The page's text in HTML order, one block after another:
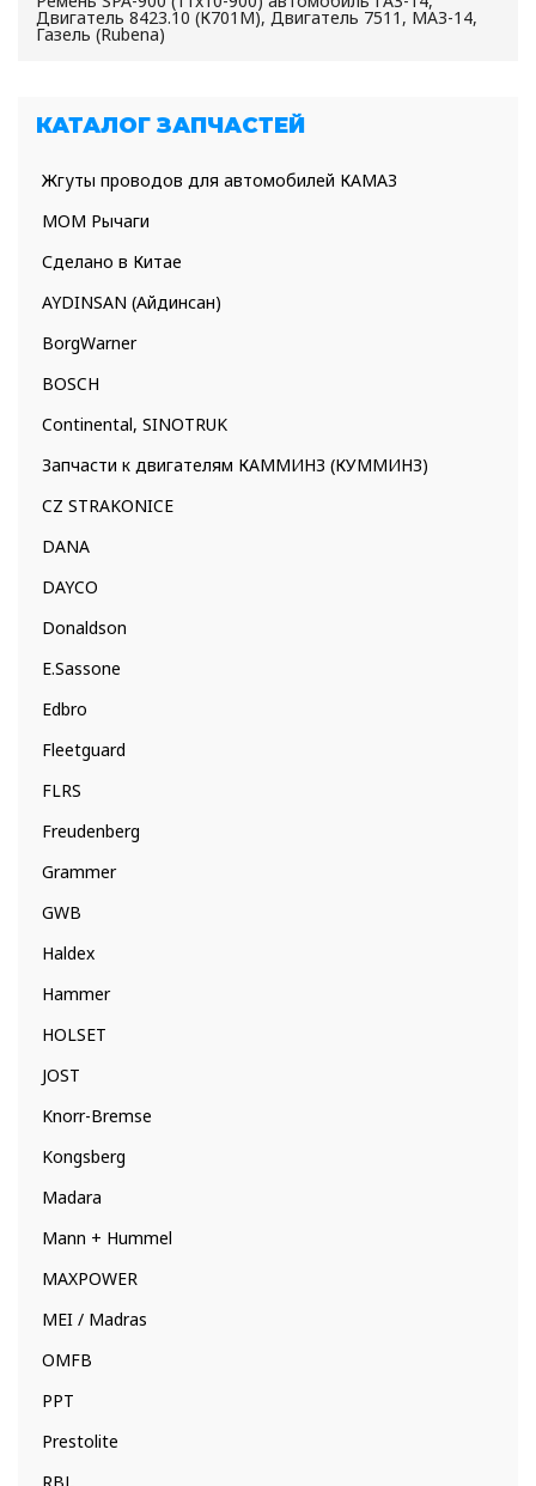
Двигатель 8423.10 (К701М), Двигатель 7511, МАЗ-14,
Газель (Rubena)
КАТАЛОГ ЗАПЧАСТЕЙ
Жгуты проводов для автомобилей КАМАЗ
МОМ Рычаги
Сделано в Китае
AYDINSAN (Айдинсан)
BorgWarner
BOSCH
Continental, SINOTRUK
Запчасти к двигателям КАММИНЗ (КУММИНЗ)
CZ STRAKONICE
DANA
DAYCO
Donaldson
E.Sassone
Edbro
Fleetguard
FLRS
Freudenberg
Grammer
GWB
Haldex
Hammer
HOLSET
JOST
Knorr-Bremse
Kongsberg
Madara
Mann + Hummel
MAXPOWER
MEI / Madras
OMFB
PPT
Prestolite
RBL